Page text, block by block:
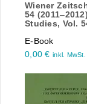
Wiener
54
Studies, Vol.
E-Book
0,00€ inkl. MwSt.